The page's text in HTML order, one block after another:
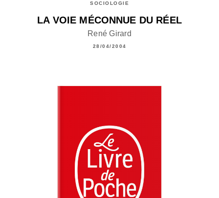
SOCIOLOGIE
LA VOIE MÉCONNUE DU RÉEL
René Girard
28/04/2004